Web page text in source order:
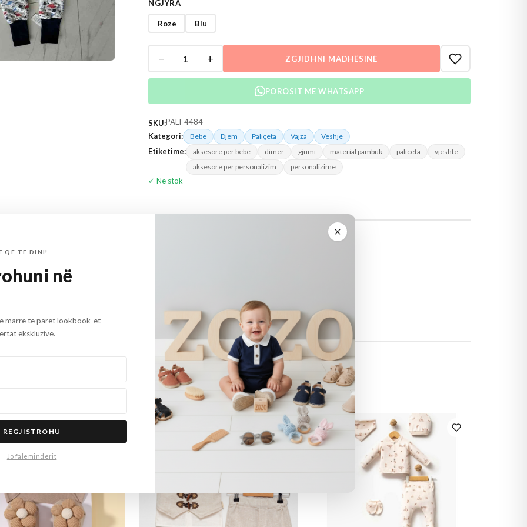
NGJYRA
Roze Blu
− 1 + ZGJIDHNI MADHËSINË
POROSIT ME WHATSAPP
SKU:PALI-4484
Kategori:
Bebe Djem Paliçeta Vajza Veshje
Etiketime: aksesore per bebe dimer gjumi material pambuk paliceta
vjeshte
aksesore per personalizim
personalizime
✓ Në stok
OFERTË
QË TË DINI!
në
marrë të parët lookbook-et
ekskluzive.
REGJISTROHU
Jo faleminderit